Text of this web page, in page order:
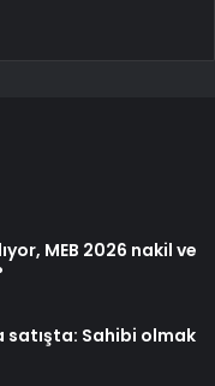
MEB 2026 nakil ve
satışta: Sahibi olmak